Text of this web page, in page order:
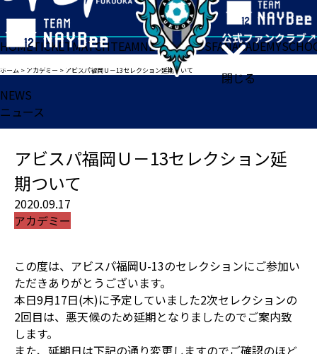
閉じる
HOMETICKETMATCHTEAMNEWSGOODSFANACADEMY
ホーム > アカデミー > アビスパ福岡Ｕ－13セレクション延期ついて
NEWS
ニュース
アビスパ福岡Ｕ－13セレクション延
期ついて
2020.09.17
アカデミー
この度は、アビスパ福岡U-13のセレクションにご参加い
ただきありがとうございます。
本日9月17日(木)に予定していました2次セレクションの
2回目は、悪天候のため延期となりましたのでご案内致
します。
また、延期日は下記の通り変更しますのでご確認のほど